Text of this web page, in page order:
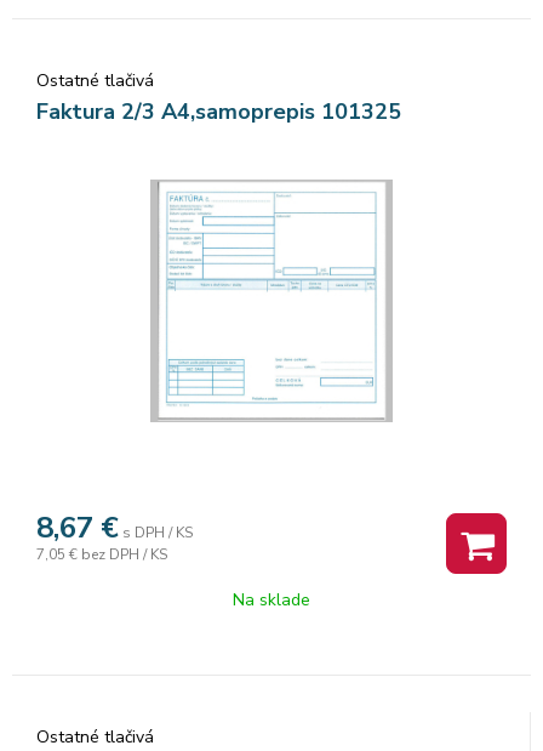
Ostatné tlačivá
Faktura 2/3 A4,samoprepis 101325
8,67 € s DPH / KS
7,05 € bez DPH / KS
Na sklade
Ostatné tlačivá